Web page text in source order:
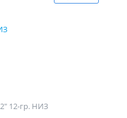
12-гр. НИЗ